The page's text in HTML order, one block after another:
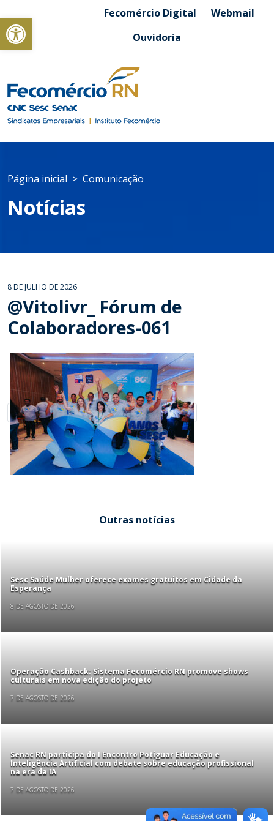
Abrir a barra de ferramentasFecomércio Digital
Webmail
Ouvidoria
Página inicial Comunicação
Notícias
8 DE JULHO DE 2026
@Vitolivr_ Fórum de
Colaboradores-061
Outras notícias
Sesc Saúde Mulher oferece exames gratuitos em Cidade da
Esperança
8 DE AGOSTO DE 2026
Operação Cashback: Sistema Fecomércio RN promove shows
culturais em nova edição do projeto
7 DE AGOSTO DE 2026
Senac RN participa do I Encontro Potiguar Educação e
Inteligência Artificial com debate sobre educação profissional
na era da IA
7 DE AGOSTO DE 2026